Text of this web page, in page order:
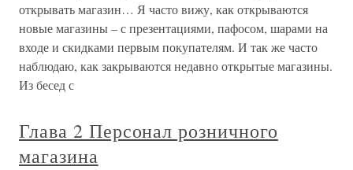
открывать магазин… Я часто вижу, как открываются
новые магазины – с презентациями, пафосом, шарами на
входе и скидками первым покупателям. И так же часто
наблюдаю, как закрываются недавно открытые магазины.
Из бесед с
Глава 2 Персонал розничного
магазина